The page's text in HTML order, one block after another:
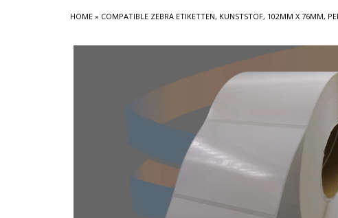
HOME » COMPATIBLE ZEBRA ETIKETTEN, KUNSTSTOF, 102MM X 76MM,